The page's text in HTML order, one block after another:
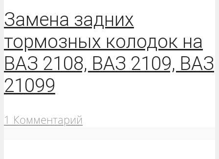
Замена задних
тормозных колодок на
ВАЗ 2108, ВАЗ 2109, ВАЗ
21099
1 Комментарий